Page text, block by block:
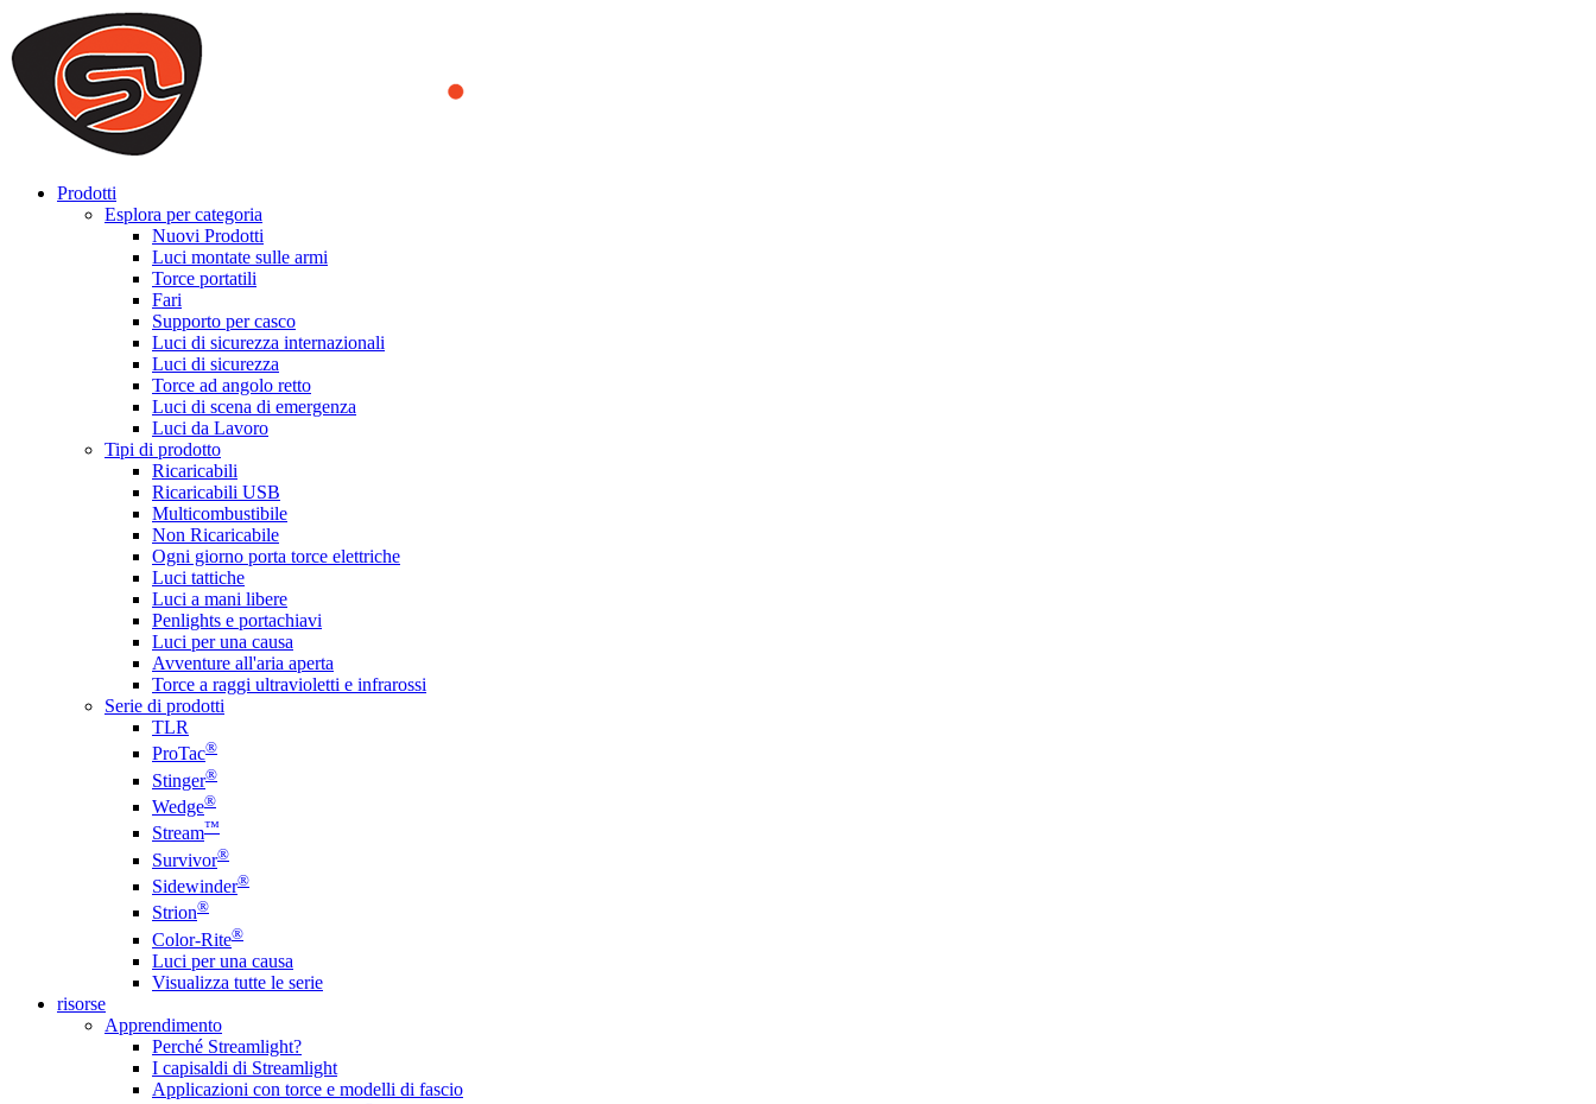
We use cookies to ensure that we provide you the best experience on our website. By continuing to browse this website, you accept that cookies are used to help us analyze how the website is used and to offer
you a better experience. To learn more or to find out how you can disable cookies, you can access our
ACCEPT AND CLOSE
Prodotti
Esplora per categoria
Nuovi Prodotti
Luci montate sulle armi
Torce portatili
Fari
Supporto per casco
Luci di sicurezza internazionali
Luci di sicurezza
Torce ad angolo retto
Luci di scena di emergenza
Luci da Lavoro
Tipi di prodotto
Ricaricabili
Ricaricabili USB
Multicombustibile
Non Ricaricabile
Ogni giorno porta torce elettriche
Luci tattiche
Luci a mani libere
Penlights e portachiavi
Luci per una causa
Avventure all'aria aperta
Torce a raggi ultravioletti e infrarossi
Serie di prodotti
TLR
ProTac®
Stinger®
Wedge®
Stream™
Survivor®
Sidewinder®
Strion®
Color-Rite®
Luci per una causa
Visualizza tutte le serie
risorse
Apprendimento
Perché Streamlight?
I capisaldi di Streamlight
Applicazioni con torce e modelli di fascio